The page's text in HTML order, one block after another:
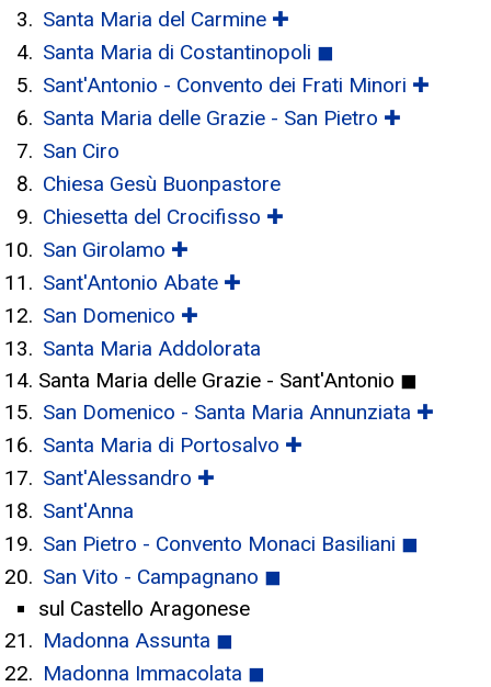
Santa Maria del Carmine ✚
Santa Maria di Costantinopoli ◼
Sant'Antonio - Convento dei Frati Minori ✚
Santa Maria delle Grazie - San Pietro ✚
San Ciro
Chiesa Gesù Buonpastore
Chiesetta del Crocifisso ✚
San Girolamo ✚
Sant'Antonio Abate ✚
San Domenico ✚
Santa Maria Addolorata
Santa Maria delle Grazie - Sant'Antonio ◼
San Domenico - Santa Maria Annunziata ✚
Santa Maria di Portosalvo ✚
Sant'Alessandro ✚
Sant'Anna
San Pietro - Convento Monaci Basiliani ◼
San Vito - Campagnano ◼
sul Castello Aragonese
Madonna Assunta ◼
Madonna Immacolata ◼